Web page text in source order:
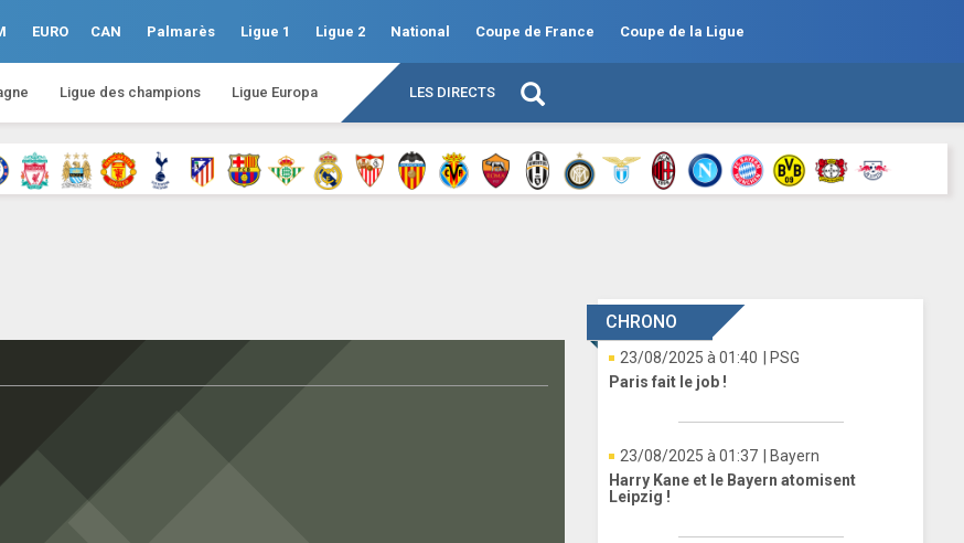
EURO CAN Palmarès Ligue 1 Ligue 2 National Coupe de France Coupe de la Ligue
Ligue des champions Ligue Europa LES DIRECTS
CHRONO
23/08/2025 à 01:40
| PSG
Paris fait le job !
23/08/2025 à 01:37
| Bayern
Harry Kane et le Bayern atomisent
Leipzig !